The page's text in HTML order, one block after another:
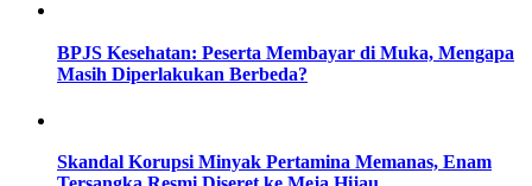
BPJS Kesehatan: Peserta Membayar di Muka, Mengapa
Masih Diperlakukan Berbeda?
Skandal Korupsi Minyak Pertamina Memanas, Enam